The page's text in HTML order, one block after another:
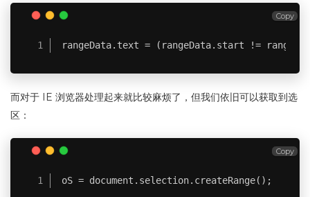
rangeData.text = (rangeData.start !=
Copy
而对于 IE 浏览器处理起来就比较麻烦了，但我们依旧可以获取到选
区：
oS = document.selection.createRange();
Copy